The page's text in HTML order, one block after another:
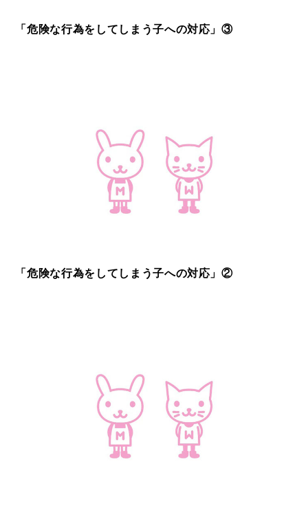
「危険な行為をしてしまう子への対応」③
「危険な行為をしてしまう子への対応」②